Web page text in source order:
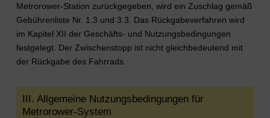
Metrorower-Station zurückgegeben, wird ein Zuschlag gemäß
Gebührenliste Nr. 1.3 und 3.3. Das Rückgabeverfahren wird
im Kapitel XII der Geschäfts- und Nutzungsbedingungen
festgelegt. Der Zwischenstopp ist nicht gleichbedeutend mit
der Rückgabe des Fahrrads.
III. Allgemeine Nutzungsbedingungen für
Metrorower-System